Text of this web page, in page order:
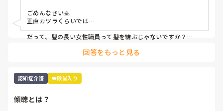
ごめんなさい🙏
正直カツラくらいでは…
だって、髪の長い女性職員って髪を結ぶじゃないですか？
ボブだと特に下を向くとめちゃくちゃ邪魔ですよ？
らしくないですか？
回答をもっと見る
認知症介護 👑殿堂入り
傾聴とは？